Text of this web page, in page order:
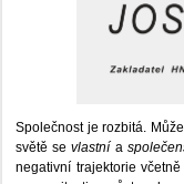
Společnost je rozbitá.
světě sevlastní a
negativní trajektorie